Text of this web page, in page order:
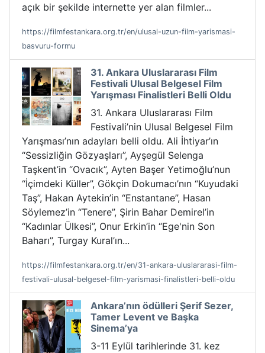
açık bir şekilde internette yer alan filmler...
https://filmfestankara.org.tr/en/ulusal-uzun-film-yarismasi-
basvuru-formu
31. Ankara Uluslararası Film
Festivali Ulusal Belgesel Film
Yarışması Finalistleri Belli Oldu
31. Ankara Uluslararası Film
Festivali’nin Ulusal Belgesel Film
Yarışması’nın adayları belli oldu. Ali İhtiyar’ın
“Sessizliğin Gözyaşları”, Ayşegül Selenga
Taşkent’in “Ovacık”, Ayten Başer Yetimoğlu’nun
“İçimdeki Küller”, Gökçin Dokumacı’nın “Kuyudaki
Taş”, Hakan Aytekin’in “Enstantane”, Hasan
Söylemez’in “Tenere”, Şirin Bahar Demirel’in
“Kadınlar Ülkesi”, Onur Erkin’in “Ege'nin Son
Baharı”, Turgay Kural’ın...
https://filmfestankara.org.tr/en/31-ankara-uluslararasi-film-
festivali-ulusal-belgesel-film-yarismasi-finalistleri-belli-oldu
Ankara’nın ödülleri Şerif Sezer,
Tamer Levent ve Başka
Sinema’ya
3-11 Eylül tarihlerinde 31. kez